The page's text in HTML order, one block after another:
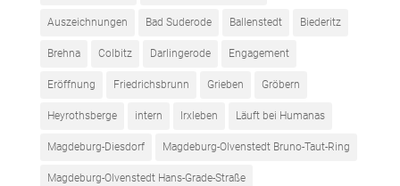
Auszeichnungen Bad Suderode Ballenstedt Biederitz
Brehna Colbitz Darlingerode Engagement
Eröffnung Friedrichsbrunn Grieben Gröbern
Heyrothsberge intern Irxleben Läuft bei Humanas
Magdeburg-Diesdorf Magdeburg-Olvenstedt Bruno-Taut-Ring
Magdeburg-Olvenstedt Hans-Grade-Straße